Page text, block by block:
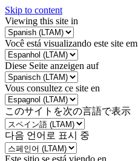
Skip to content
Viewing this site in
Você está visualizando este site em
Diese Seite anzeigen auf
Vous consultez ce site en
このサイトを次の言語で表示
다음 언어로 표시 중
Este sitio se está viendo en